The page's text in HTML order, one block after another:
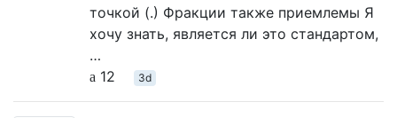
точкой (.) Фракции также приемлемы Я
хочу знать, является ли это стандартом,
…
12
3d